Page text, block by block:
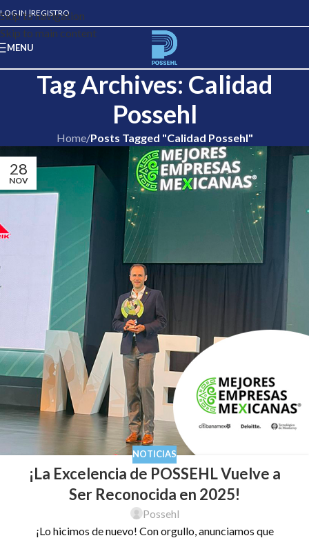
Skip to navigation
Skip to main content
LOG IN |REGISTRO
MENU
Tag Archives: Calidad
Possehl
Home/Posts Tagged "Calidad Possehl"
28
NOV
NOTICIAS
¡La Excelencia de POSSEHL Vuelve a
Ser Reconocida en 2025!
Possehl
¡Lo hicimos de nuevo! Con orgullo, anunciamos que